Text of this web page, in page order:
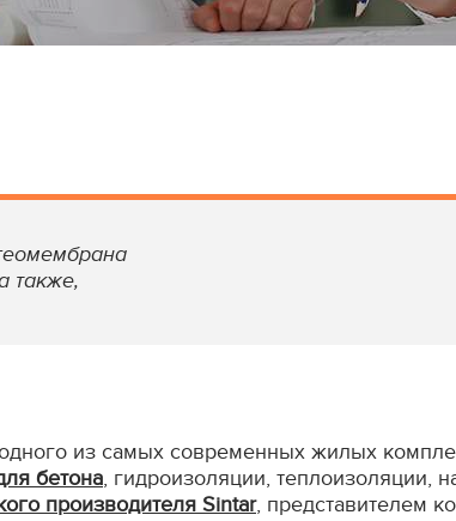
также,
из самых современных жилых
бетона, гидроизоляции, теплоизоляции,
производителя Sintar, представителем